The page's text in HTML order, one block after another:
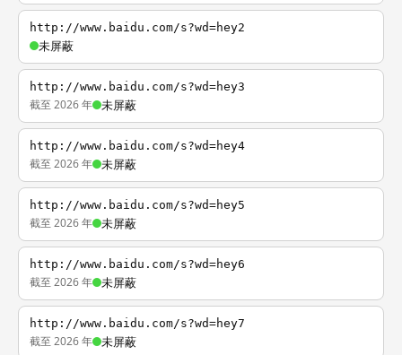
http://www.baidu.com/s?wd=hey2
未屏蔽
http://www.baidu.com/s?wd=hey3
截至 2026 年 未屏蔽
http://www.baidu.com/s?wd=hey4
截至 2026 年 未屏蔽
http://www.baidu.com/s?wd=hey5
截至 2026 年 未屏蔽
http://www.baidu.com/s?wd=hey6
截至 2026 年 未屏蔽
http://www.baidu.com/s?wd=hey7
截至 2026 年 未屏蔽